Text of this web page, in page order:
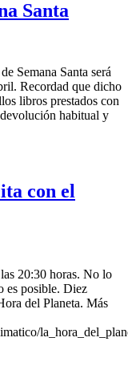
Santa
Semana Santa será
Recordad que dicho
libros prestados con
habitual y
con el
20:30 horas. No lo
es posible. Diez
del Planeta. Más